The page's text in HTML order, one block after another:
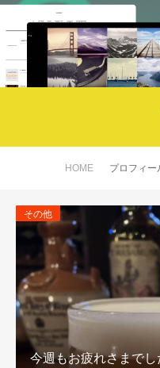
HOME プロフィー
その他
今週もお疲れさまで